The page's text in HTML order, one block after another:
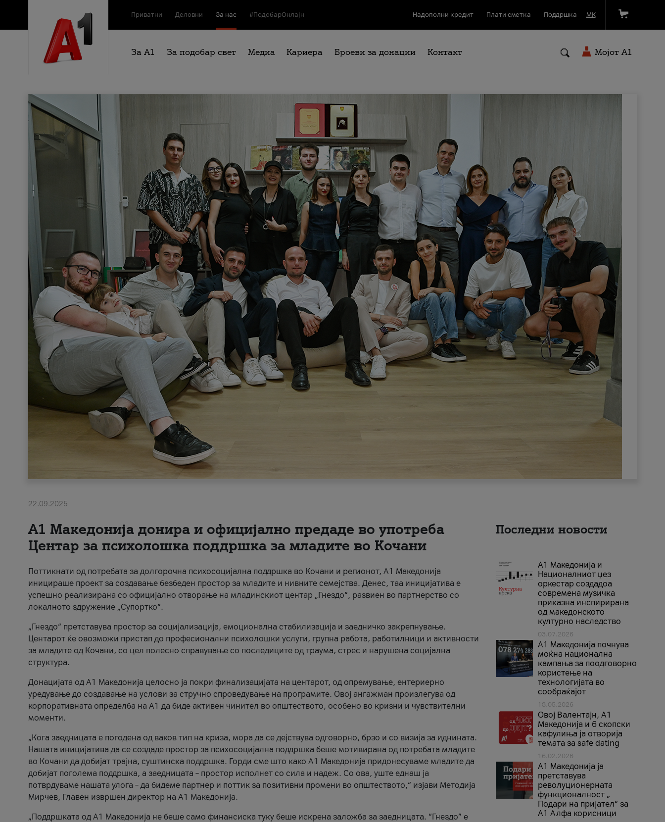
Приватни Деловни За нас #ПодобарОнлајн Надополни кредит Плати сметка Поддршка МК
За А1 За подобар свет Медиа Кариера Броеви за донации Контакт Мојот A1
22.09.2025
А1 Македонија донира и официјално предаде во употреба
Центар за психолошка поддршка за младите во Кочани
Поттикнати од потребата за долгорочна психосоцијална поддршка во Кочани и регионот, А1 Македонија
иницираше проект за создавање безбеден простор за младите и нивните семејства. Денес, таа иницијатива е
успешно реализирана со официјално отворање на младинскиот центар „Гнездо“, развиен во партнерство со
локалното здружение „Супортко“.
„Гнездо“ претставува простор за социјализација, емоционална стабилизација и заедничко закрепнување.
Центарот ќе овозможи пристап до професионални психолошки услуги, групна работа, работилници и активности
за младите од Кочани, со цел полесно справување со последиците од траума, стрес и нарушена социјална
структура.
Донацијата од А1 Македонија целосно ја покри финализацијата на центарот, од опремување, ентериерно
уредување до создавање на услови за стручно спроведување на програмите. Овој ангажман произлегува од
корпоративната определба на А1 да биде активен чинител во општеството, особено во кризни и чувствителни
моменти.
„Кога заедницата е погодена од ваков тип на криза, мора да се дејствува одговорно, брзо и со визија за иднината.
Нашата иницијатива да се создаде простор за психосоцијална поддршка беше мотивирана од потребата младите
во Кочани да добијат трајна, суштинска поддршка. Горди сме што како А1 Македонија придонесуваме младите да
добијат поголема поддршка, а заедницата – простор исполнет со сила и надеж. Со ова, уште еднаш ја
потврдуваме нашата улога – да бидеме партнер и поттик за позитивни промени во општеството,“ изјави Методија
Мирчев, Главен извршен директор на А1 Македонија.
„Поддршката од А1 Македонија не беше само финансиска туку беше искрена заложба за заедницата. “Гнездо” е
Последни новости
А1 Македонија и
Националниот џез
оркестар создадоа
современа музичка
приказна инспирирана
од македонското
културно наследство
03.07.2026
A1 Македонија почнува
моќна национална
кампања за поодговорно
користење на
технологијата во
сообраќајот
18.05.2026
Овој Валентајн, A1
Македонија и 6 скопски
кафулиња ја отворија
темата за safe dating
16.02.2026
А1 Македонија ја
претставува
револуционерната
функционалност „
Подари на пријател“ за
А1 Алфа корисници